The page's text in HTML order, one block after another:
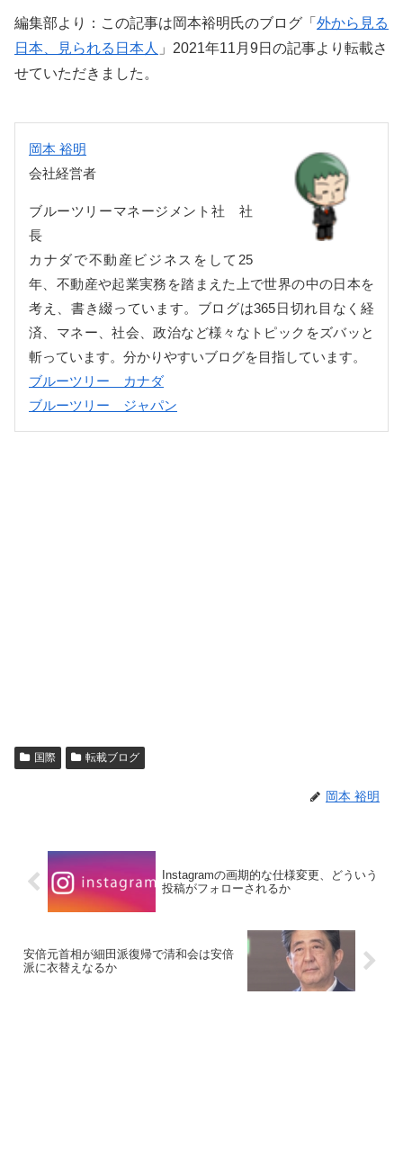
編集部より：この記事は岡本裕明氏のブログ「 外から見る
日本、見られる日本人 」2021年11月9日の記事より転載さ
せていただきました。
岡本 裕明
会社経営者
ブルーツリーマネージメント社 社
長
カナダで不動産ビジネスをして25
年、不動産や起業実務を踏まえた上で世界の中の日本を
考え、書き綴っています。ブログは365日切れ目なく経
済、マネー、社会、政治など様々なトピックをズバッと
斬っています。分かりやすいブログを目指しています。
ブルーツリー カナダ
ブルーツリー ジャパン
国際 転載ブログ
岡本 裕明
Instagramの画期的な仕様変更、どういう
投稿がフォローされるか
安倍元首相が細田派復帰で清和会は安倍
派に衣替えなるか